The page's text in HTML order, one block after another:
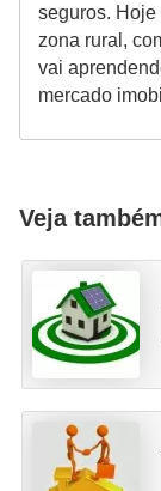
seguros. Hoje
zona rural,
vai
mercado
Veja